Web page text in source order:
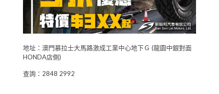
地址：澳門慕拉士大馬路激成工業中心地下Ｇ (龍園中銀對面
HONDA店側)
查詢：2848 2992